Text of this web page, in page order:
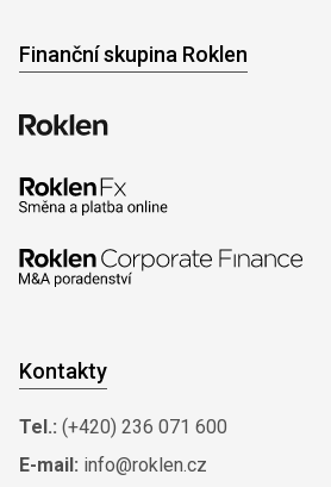
Finanční skupina Roklen
Kontakty
Tel.: (+420) 236 071 600
E-mail: info@roklen.cz